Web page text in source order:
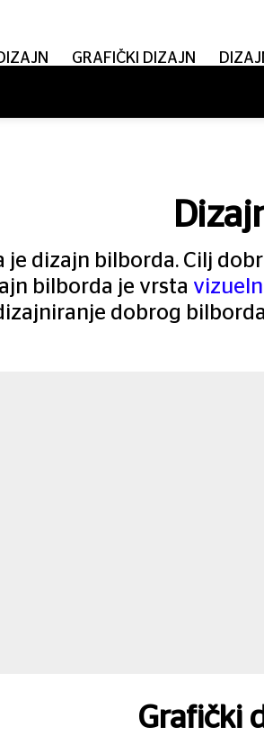
GRAFIČKI DIZAJN
je dizajn bilborda. Cilj
bilborda je vrsta
dobrog
Grafički